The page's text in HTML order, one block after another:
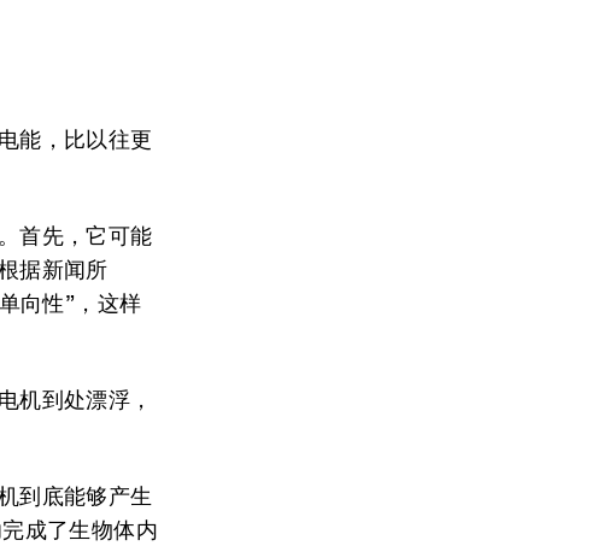
能，比以往更
首先，它可能
据新闻所
向性”，这样
机到处漂浮，
到底能够产生
成了生物体内